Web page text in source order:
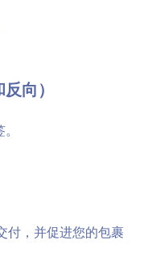
向）
付，并促进您的包裹